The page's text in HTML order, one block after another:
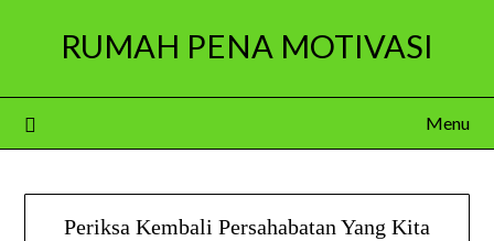
RUMAH PENA MOTIVASI
Menu
Periksa Kembali Persahabatan Yang Kita